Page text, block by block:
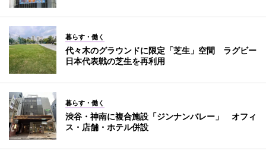
暮らす・働く
代々木のグラウンドに限定「芝生」空間 ラグビー
日本代表戦の芝生を再利用
暮らす・働く
渋谷・神南に複合施設「ジンナンバレー」 オフィ
ス・店舗・ホテル併設